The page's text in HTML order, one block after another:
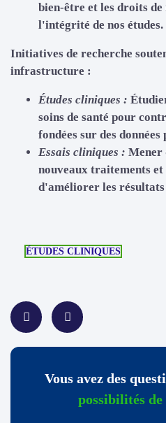
bien-être et les droits
l'intégrité de nos études.
Initiatives de recherche
infrastructure :
Études cliniques :
soins de santé pour
fondées sur des données
Essais cliniques : Mener
nouveaux traitements
d'améliorer les
ÉTUDES CLINIQUES
Vous avez des
possibilités